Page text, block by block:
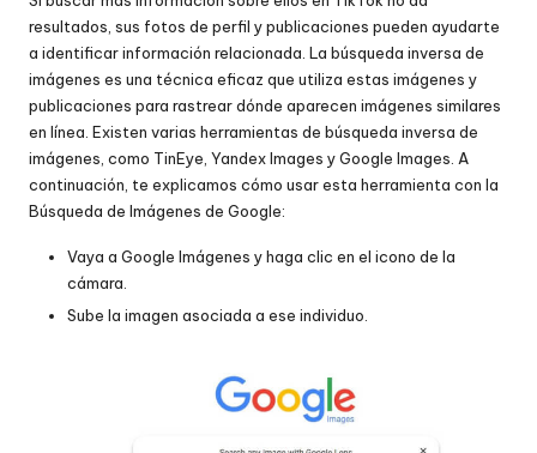
resultados, sus fotos de perfil y publicaciones pueden ayudarte
a identificar información relacionada. La búsqueda inversa de
imágenes es una técnica eficaz que utiliza estas imágenes y
publicaciones para rastrear dónde aparecen imágenes similares
en línea. Existen varias herramientas de búsqueda inversa de
imágenes, como TinEye, Yandex Images y Google Images. A
continuación, te explicamos cómo usar esta herramienta con la
Búsqueda de Imágenes de Google:
Vaya a Google Imágenes y haga clic en el icono de la
cámara.
Sube la imagen asociada a ese individuo.